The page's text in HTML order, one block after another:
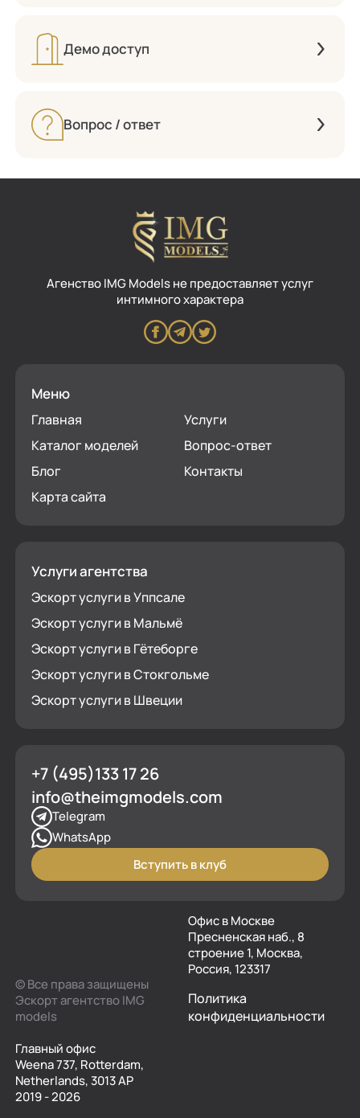
Демо доступ
Вопрос / ответ
Aгенство IMG Models не предоставляет услуг
интимного характера
Меню
Главная
Услуги
Каталог моделей
Вопрос-ответ
Блог
Контакты
Карта сайта
Услуги агентства
Эскорт услуги в Уппсале
Эскорт услуги в Мальмё
Эскорт услуги в Гётеборге
Эскорт услуги в Стокгольме
Эскорт услуги в Швеции
+7 (495)133 17 26
info@theimgmodels.com
Telegram
WhatsApp
Вступить в клуб
© Все права защищены
Эскорт агентство IMG
models
Офис в Москве
Пресненская наб., 8
строение 1, Москва,
Россия, 123317
Политика
конфиденциальности
Главный офис
Weena 737, Rotterdam,
Netherlands, 3013 AP
2019 - 2026